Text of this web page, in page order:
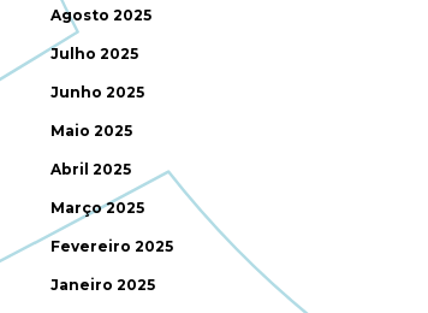
Agosto 2025
Julho 2025
Junho 2025
Maio 2025
Abril 2025
Março 2025
Fevereiro 2025
Janeiro 2025